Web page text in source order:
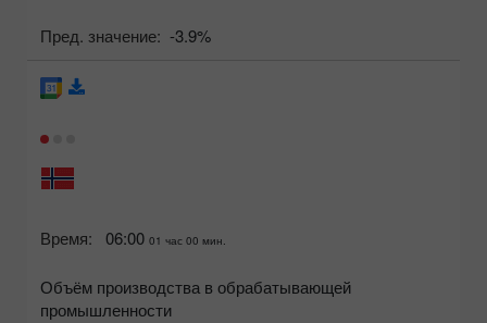
Пред. значение: -3.9%
Время: 06:00 01 час 00 мин.
Объём производства в обрабатывающей
промышленности